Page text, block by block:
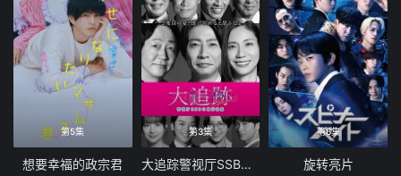
第5集
想要幸福的政宗君
第3集
大追踪警视厅SSBC强行犯系第二季
第6集
旋转亮片